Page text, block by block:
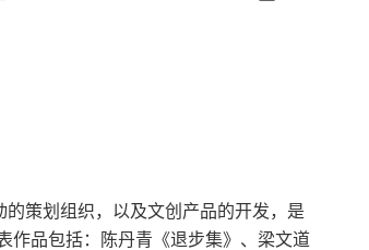
策划组织，以及文创产品的开发，是
作品包括：陈丹青《退步集》、梁文道